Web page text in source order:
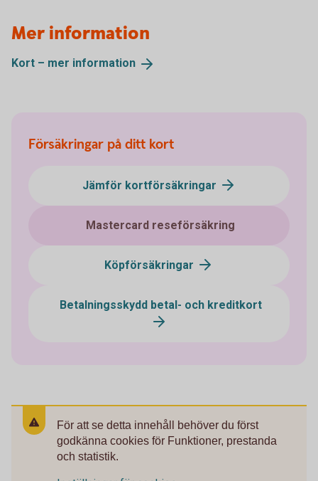
Mer information
Kort – mer information
Försäkringar på ditt kort
Jämför kortförsäkringar
Mastercard reseförsäkring
Köpförsäkringar
Betalningsskydd betal- och kreditkort
För att se detta innehåll behöver du först
godkänna cookies för Funktioner, prestanda
och statistik.